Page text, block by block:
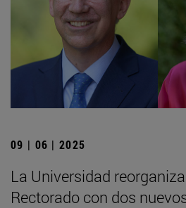
09 | 06 | 2025
La Universidad
Rectorado con dos